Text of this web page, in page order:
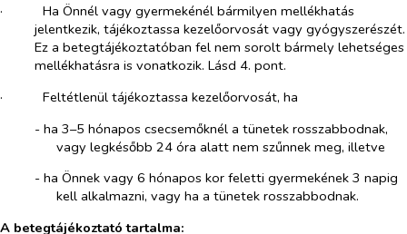
·​
Ha Önnél vagy gyermekénél bármilyen mellékhatás
jelentkezik, tájékoztassa kezelőorvosát vagy gyógyszerészét.
Ez a betegtájékoztatóban fel nem sorolt bármely lehetséges
mellékhatásra is vonatkozik. Lásd 4. pont.
·​
Feltétlenül tájékoztassa kezelőorvosát, ha
-​ ha 3–5 hónapos csecsemőknél a tünetek rosszabbodnak,
vagy legkésőbb 24 óra alatt nem szűnnek meg, illetve
-​ ha Önnek vagy 6 hónapos kor feletti gyermekének 3 napig
kell alkalmazni, vagy ha a tünetek rosszabbodnak.
A betegtájékoztató tartalma: